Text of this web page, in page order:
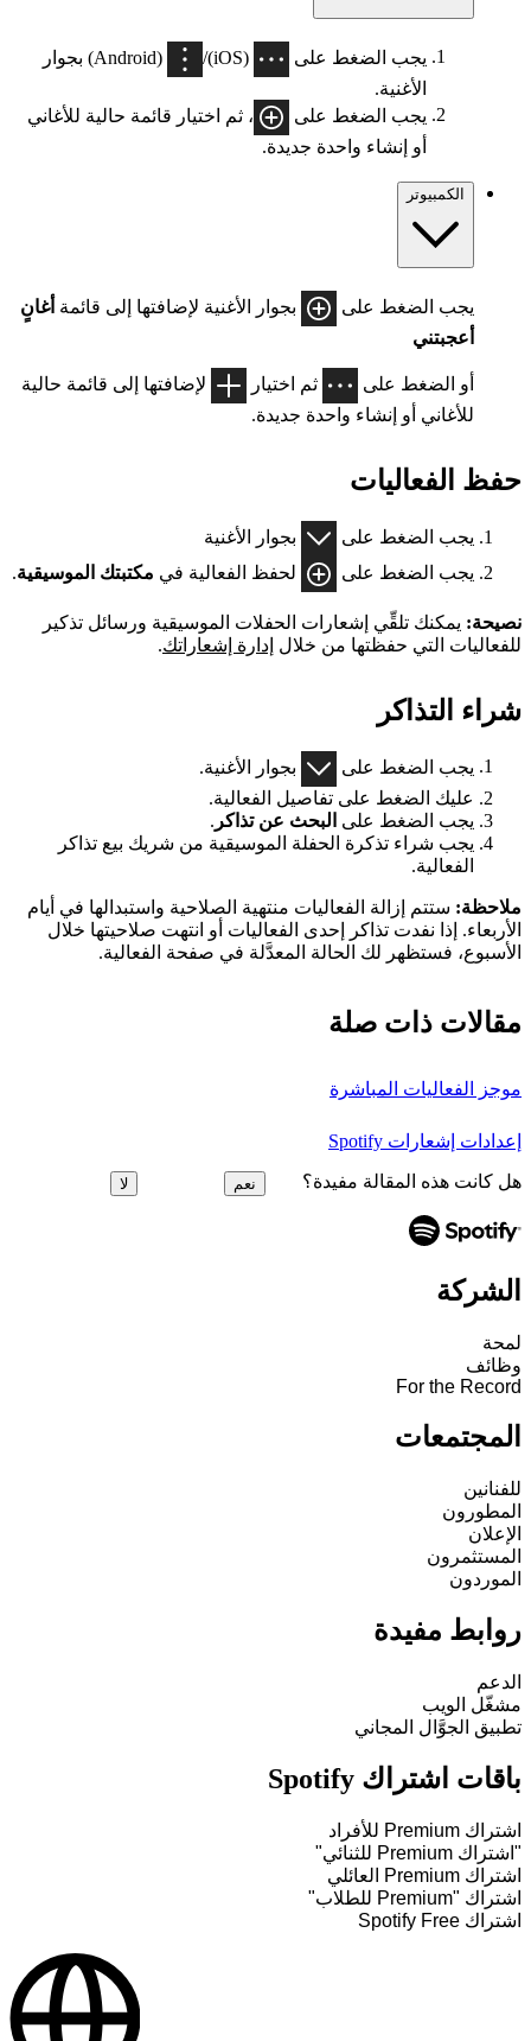
يجب الضغط على (iOS)/
(Android) بجوار
الأغنية.
يجب الضغط على
، ثم اختيار قائمة حالية للأغاني
أو إنشاء واحدة جديدة.
الكمبيوتر
يجب الضغط على بجوار الأغنية لإضافتها إلى قائمة أغانٍ
أعجبتني
أو الضغط على ثم اختيار
لإضافتها إلى قائمة حالية
للأغاني أو إنشاء واحدة جديدة.
حفظ الفعاليات
يجب الضغط على
بجوار الأغنية
يجب الضغط على
لحفظ الفعالية في مكتبتك الموسيقية.
نصيحة: يمكنك تلقِّي إشعارات الحفلات الموسيقية ورسائل تذكير
للفعاليات التي حفظتها من خلال إدارة إشعاراتك.
شراء التذاكر
يجب الضغط على
بجوار الأغنية.
عليك الضغط على تفاصيل الفعالية.
يجب الضغط على البحث عن تذاكر .
يجب شراء تذكرة الحفلة الموسيقية من شريك بيع تذاكر
الفعالية.
ملاحظة: ستتم إزالة الفعاليات منتهية الصلاحية واستبدالها في أيام
الأربعاء. إذا نفدت تذاكر إحدى الفعاليات أو انتهت صلاحيتها خلال
الأسبوع، فستظهر لك الحالة المعدَّلة في صفحة الفعالية.
مقالات ذات صلة
موجز الفعاليات المباشرة
إعدادات إشعارات Spotify
هل كانت هذه المقالة مفيدة؟ نعم لا
الشركة
لمحة
وظائف
For the Record
المجتمعات
للفنانين
المطورون
الإعلان
المستثمرون
الموردون
روابط مفيدة
الدعم
مشغّل الويب
تطبيق الجوَّال المجاني
باقات اشتراك Spotify
اشتراك Premium للأفراد
"اشتراك Premium للثنائي"
اشتراك Premium العائلي
اشتراك "Premium للطلاب"
اشتراك Spotify Free